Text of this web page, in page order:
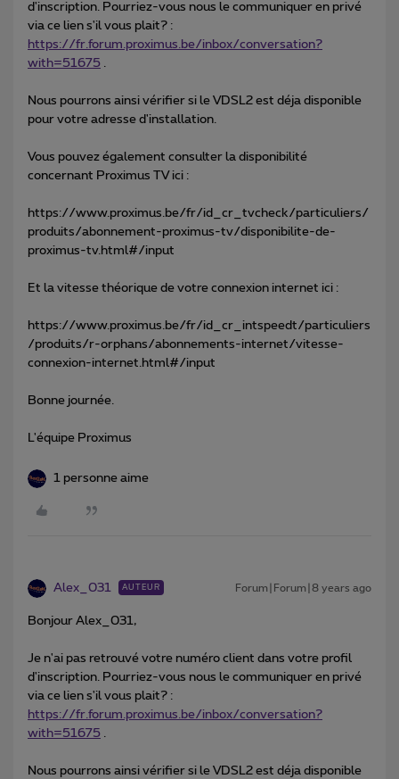
d'inscription. Pourriez-vous nous le communiquer en privé
via ce lien s'il vous plait? :
https://fr.forum.proximus.be/inbox/conversation?
with=51675 .
Nous pourrons ainsi vérifier si le VDSL2 est déja disponible
pour votre adresse d'installation.
Vous pouvez également consulter la disponibilité
concernant Proximus TV ici :
https://www.proximus.be/fr/id_cr_tvcheck/particuliers/
produits/abonnement-proximus-tv/disponibilite-de-
proximus-tv.html#/input
Et la vitesse théorique de votre connexion internet ici :
https://www.proximus.be/fr/id_cr_intspeedt/particuliers
/produits/r-orphans/abonnements-internet/vitesse-
connexion-internet.html#/input
Bonne journée.
L'équipe Proximus
1 personne aime
Alex_031 AUTEUR Forum|Forum|8 years ago
Bonjour Alex_031,
Je n'ai pas retrouvé votre numéro client dans votre profil
d'inscription. Pourriez-vous nous le communiquer en privé
via ce lien s'il vous plait? :
https://fr.forum.proximus.be/inbox/conversation?
with=51675 .
Nous pourrons ainsi vérifier si le VDSL2 est déja disponible